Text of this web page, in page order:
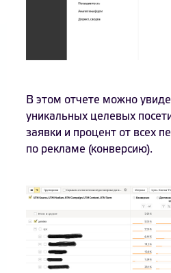
В этом отчете можно
уникальных целевых
заявки и процент от всех
по рекламе (конверсию).